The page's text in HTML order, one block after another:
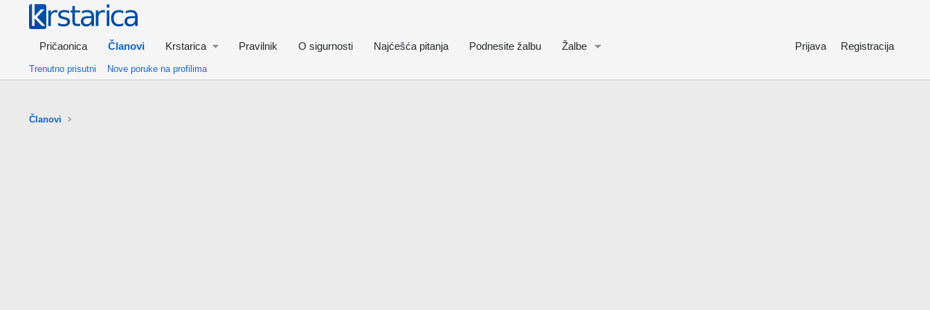
Pričaonica Članovi Krstarica Pravilnik O sigurnosti Najćešća pitanja Podnesite žalbu Žalbe Prijava Registracija
Trenutno prisutni Nove poruke na profilima
Članovi